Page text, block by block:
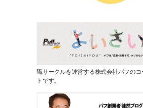
職サークルを運営する株式会社パフのコ
トです。